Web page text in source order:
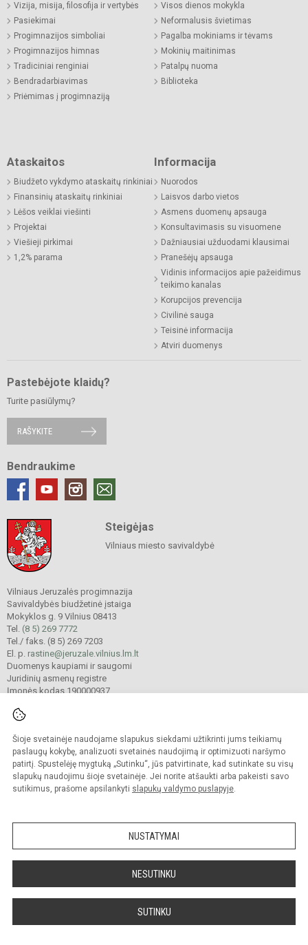
Šioje svetainėje naudojame slapukus siekdami užtikrinti jums teikiamų
paslaugų kokybę, analizuoti svetainės naudojimą ir optimizuoti naršymo
patirtį. Spustelėję mygtuką „Sutinku“, jūs patvirtinate, kad sutinkate su visų
slapukų naudojimu šioje svetainėje. Jei norite atšaukti arba pakeisti savo
sutikimus, prašome apsilankyti slapukų valdymo puslapyje.
NUSTATYMAI
NESUTINKU
SUTINKU
Vizija, misija, filosofija ir vertybės
Pasiekimai
Progimnazijos simboliai
Progimnazijos himnas
Tradiciniai renginiai
Bendradarbiavimas
Priėmimas į progimnaziją
Visos dienos mokykla
Neformalusis švietimas
Pagalba mokiniams ir tėvams
Mokinių maitinimas
Patalpų nuoma
Biblioteka
Ataskaitos
Biudžeto vykdymo ataskaitų rinkiniai
Finansinių ataskaitų rinkiniai
Lėšos veiklai viešinti
Projektai
Viešieji pirkimai
1,2% parama
Informacija
Nuorodos
Laisvos darbo vietos
Asmens duomenų apsauga
Konsultavimasis su visuomene
Dažniausiai užduodami klausimai
Pranešėjų apsauga
Vidinis informacijos apie pažeidimus
teikimo kanalas
Korupcijos prevencija
Civilinė sauga
Teisinė informacija
Atviri duomenys
Pastebėjote klaidų?
Turite pasiūlymų?
RAŠYKITE
Bendraukime
Steigėjas
Vilniaus miesto savivaldybė
Vilniaus Jeruzalės progimnazija
Savivaldybės biudžetinė įstaiga
Mokyklos g. 9 Vilnius 08413
Tel. (8 5) 269 7772
Tel./ faks. (8 5) 269 7203
El. p. rastine@jeruzale.vilnius.lm.lt
Duomenys kaupiami ir saugomi
Juridinių asmenų registre
Įmonės kodas 190000937
© 2024. Vilniaus Jeruzalės progimnazija. Visos teisės saugomos.
Kopijuoti turinį be raštiško gimnazijos sutikimo griežtai draudžiama.
Prieinamumo paraiška Slapukų valdymas
Sumanus būdas atnaujinti